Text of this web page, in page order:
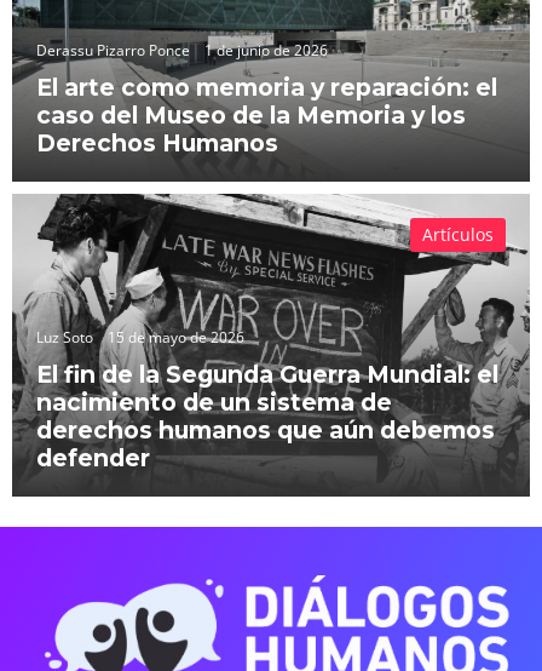
Derassu Pizarro Ponce 1 de junio de 2026
El arte como memoria y reparación: el
caso del Museo de la Memoria y los
Derechos Humanos
Luz Soto 15 de mayo de 2026
El fin de la Segunda Guerra Mundial: el
nacimiento de un sistema de
derechos humanos que aún debemos
defender
Artículos